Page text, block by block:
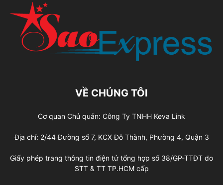
VỀ CHÚNG TÔI
Cơ quan Chủ quản: Công Ty TNHH Keva Link
Địa chỉ: 2/44 Đường số 7, KCX Đô Thành, Phường 4, Quận 3
Giấy phép trang thông tin điện tử tổng hợp số 38/GP-TTĐT do
STT & TT TP.HCM cấp